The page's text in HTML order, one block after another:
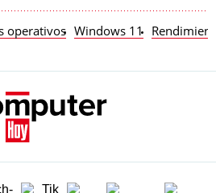
operativos Windows 11